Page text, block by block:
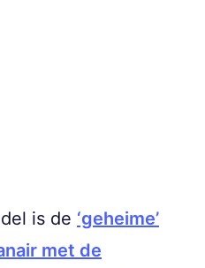
is de ‘geheime’
met de